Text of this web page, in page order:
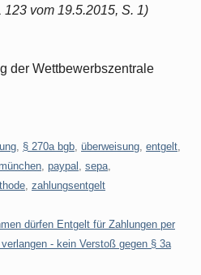
vom 19.5.2015, S. 1)
der Wettbewerbszentrale
§ 270a bgb überweisung entgelt
paypal sepa
zahlungsentgelt
dürfen Entgelt für Zahlungen per
- kein Verstoß gegen § 3a